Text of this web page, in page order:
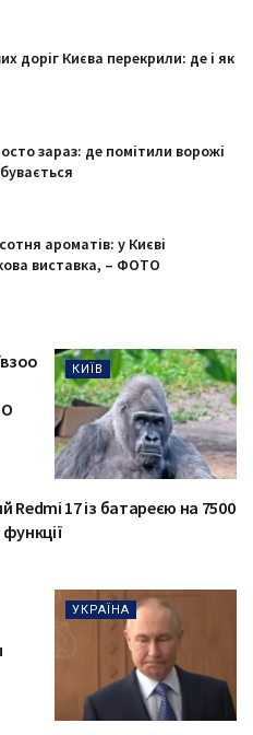
доріг Києва перекрили: де і як
зараз: де помітили ворожі
ароматів: у Києві
виставка, – ФОТО
КИЇВ
ТЕХНОЛОГІЇ
17 із батареєю на 7500
УКРАЇНА